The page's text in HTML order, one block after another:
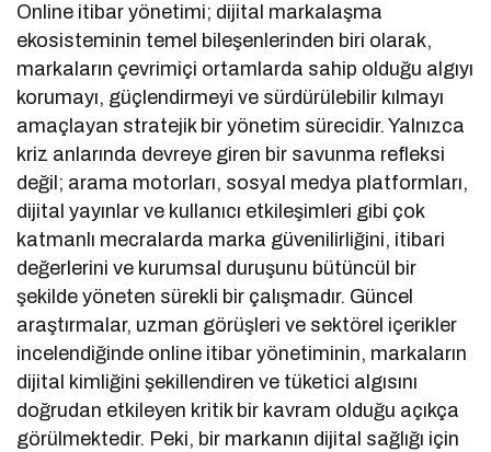
Online itibar yönetimi; dijital markalaşma
ekosisteminin temel bileşenlerinden biri olarak,
markaların çevrimiçi ortamlarda sahip olduğu algıyı
korumayı, güçlendirmeyi ve sürdürülebilir kılmayı
amaçlayan stratejik bir yönetim sürecidir. Yalnızca
kriz anlarında devreye giren bir savunma refleksi
değil; arama motorları, sosyal medya platformları,
dijital yayınlar ve kullanıcı etkileşimleri gibi çok
katmanlı mecralarda marka güvenilirliğini, itibari
değerlerini ve kurumsal duruşunu bütüncül bir
şekilde yöneten sürekli bir çalışmadır. Güncel
araştırmalar, uzman görüşleri ve sektörel içerikler
incelendiğinde online itibar yönetiminin, markaların
dijital kimliğini şekillendiren ve tüketici algısını
doğrudan etkileyen kritik bir kavram olduğu açıkça
görülmektedir. Peki, bir markanın dijital sağlığı için